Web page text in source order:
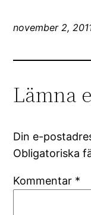
november 2,
Lämna
Din e-
Obligatoriska
Kommentar *